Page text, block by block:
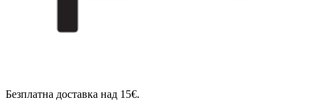
Безплатна доставка над 15€.